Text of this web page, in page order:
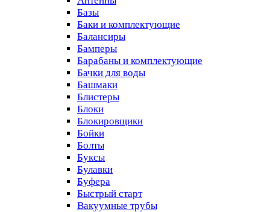
Базы
Баки и комплектующие
Балансиры
Бамперы
Барабаны и комплектующие
Бачки для воды
Башмаки
Блистеры
Блоки
Блокировщики
Бойки
Болты
Буксы
Булавки
Буфера
Быстрый старт
Вакуумные трубы